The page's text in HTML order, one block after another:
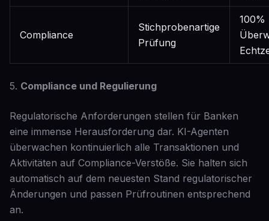
Compliance
Stichprobenartige
Prüfung
100%
5. Compliance und Regulierung
Regulatorische Anforderungen stellen für Banken
eine immense Herausforderung dar. KI-Agenten
überwachen kontinuierlich alle Transaktionen und
Aktivitäten auf Compliance-Verstöße. Sie halten sich
automatisch auf dem neuesten Stand regulatorischer
Änderungen und passen Prüfroutinen entsprechend
an.